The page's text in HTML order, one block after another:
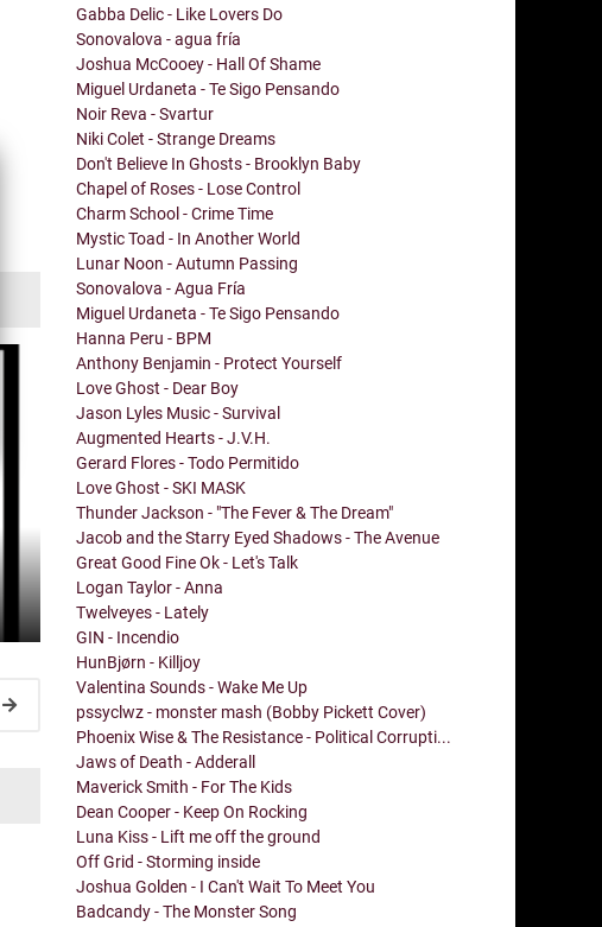
Gabba Delic - Like Lovers Do
Sonovalova - agua fría
Joshua McCooey - Hall Of Shame
Miguel Urdaneta - Te Sigo Pensando
Noir Reva - Svartur
Niki Colet - Strange Dreams
Don't Believe In Ghosts - Brooklyn Baby
Chapel of Roses - Lose Control
Charm School - Crime Time
Mystic Toad - In Another World
Lunar Noon - Autumn Passing
Sonovalova - Agua Fría
Miguel Urdaneta - Te Sigo Pensando
Hanna Peru - BPM
Anthony Benjamin - Protect Yourself
Love Ghost - Dear Boy
Jason Lyles Music - Survival
Augmented Hearts - J.V.H.
Gerard Flores - Todo Permitido
Love Ghost - SKI MASK
Thunder Jackson - "The Fever & The Dream"
Jacob and the Starry Eyed Shadows - The Avenue
Great Good Fine Ok - Let's Talk
Logan Taylor - Anna
Twelveyes - Lately
GIN - Incendio
HunBjørn - Killjoy
Valentina Sounds - Wake Me Up
pssyclwz - monster mash (Bobby Pickett Cover)
Phoenix Wise & The Resistance - Political Corrupti...
Jaws of Death - Adderall
Maverick Smith - For The Kids
Dean Cooper - Keep On Rocking
Luna Kiss - Lift me off the ground
Off Grid - Storming inside
Joshua Golden - I Can't Wait To Meet You
Badcandy - The Monster Song